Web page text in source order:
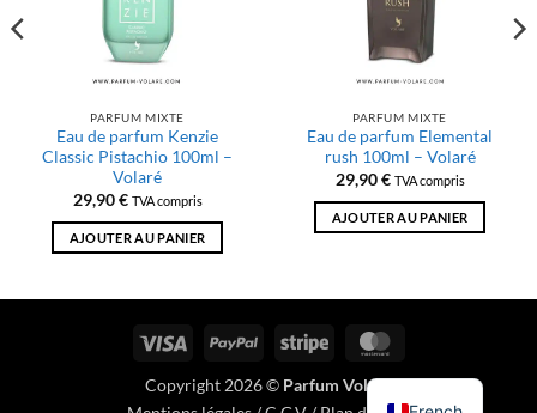
PARFUM MIXTE
Eau de parfum Kenzie
Classic Pistachio 100ml –
Volaré
29,90€ TVA compris
AJOUTER AU PANIER
PARFUM MIXTE
Eau de parfum Elemental
rush 100ml – Volaré
29,90€ TVA compris
AJOUTER AU PANIER
Visa PayPal Rayure
Copyright 2026 © Parfum Volaré